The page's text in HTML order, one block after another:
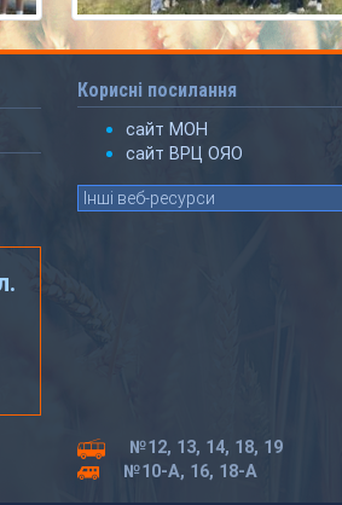
Корисні посилання
сайт МОН
сайт ВРЦ ОЯО
№12, 13, 14, 18, 19
№10-А, 16, 18-А